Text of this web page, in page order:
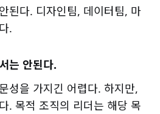
된다. 디자인팀, 데이터팀, 마
.
는 안된다.
성을 가지긴 어렵다. 하지만,
. 목적 조직의 리더는 해당 목